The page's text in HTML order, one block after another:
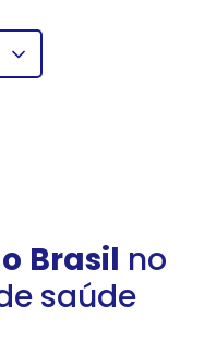
Brasil no
saúde